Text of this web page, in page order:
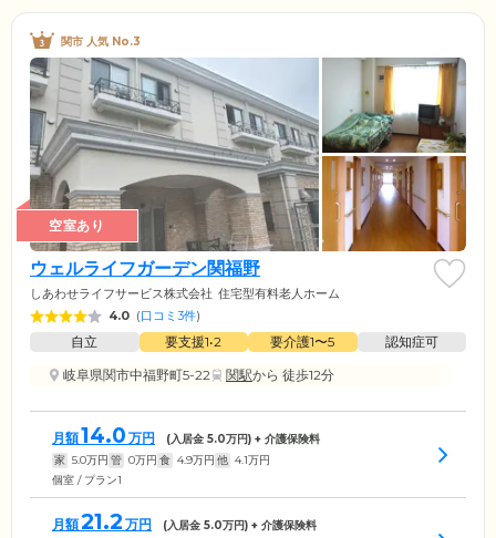
関市 人気 No.3
空室あり
ウェルライフガーデン関福野
しあわせライフサービス株式会社 住宅型有料老人ホーム
4.0 (口コミ3件)
自立 要支援1•2 要介護1〜5
認知症可
岐阜県関市中福野町5-22
関駅から 徒歩12分
月額14.0 万円 (入居金 5.0万円) + 介護保険料
家 5.0万円 管 0万円 食 4.9万円 他 4.1万円
個室 / プラン1
月額21.2 万円 (入居金 5.0万円) + 介護保険料